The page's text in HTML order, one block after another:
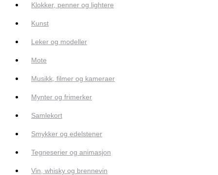
Klokker, penner og lightere
Kunst
Leker og modeller
Mote
Musikk, filmer og kameraer
Mynter og frimerker
Samlekort
Smykker og edelstener
Tegneserier og animasjon
Vin, whisky og brennevin